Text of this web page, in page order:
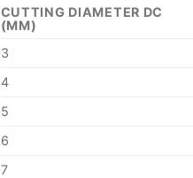
CUTTING DIAMETER DC
(MM)
3
4
5
6
7